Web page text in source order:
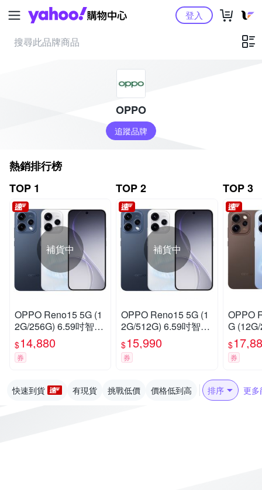
Yahoo購物中心登入
OPPO
追蹤品牌
熱銷排行榜
TOP 1
補貨中
OPPO Reno15 5G (1
2G/256G) 6.59吋智慧
型手機
$14,880
券
TOP 2
補貨中
OPPO Reno15 5G (1
2G/512G) 6.59吋智慧
型手機
$15,990
券
TOP 3
OPPO
G
智慧型
$
券
快速到貨 有現貨 挑戰低價 價格低到高 排序 更多